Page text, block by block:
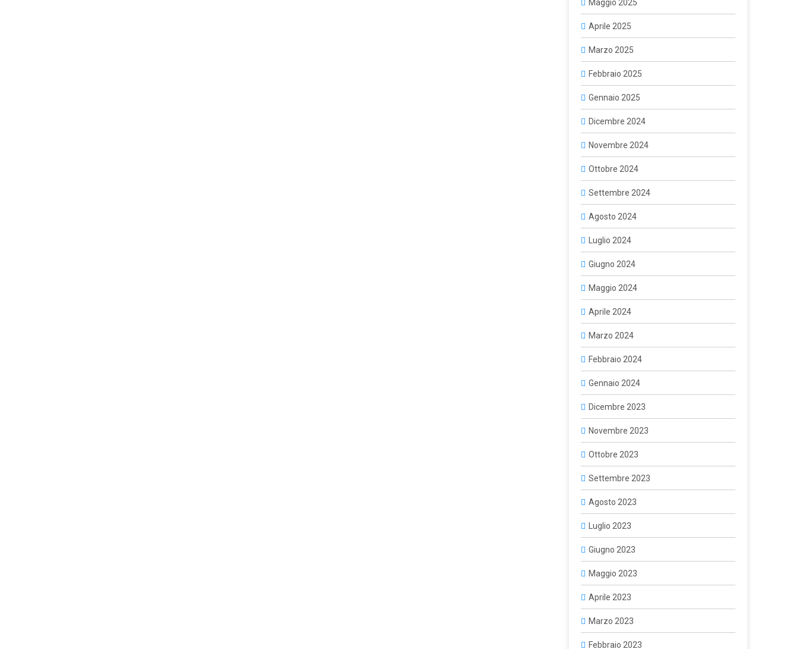
Maggio 2025
Aprile 2025
Marzo 2025
Febbraio 2025
Gennaio 2025
Dicembre 2024
Novembre 2024
Ottobre 2024
Settembre 2024
Agosto 2024
Luglio 2024
Giugno 2024
Maggio 2024
Aprile 2024
Marzo 2024
Febbraio 2024
Gennaio 2024
Dicembre 2023
Novembre 2023
Ottobre 2023
Settembre 2023
Agosto 2023
Luglio 2023
Giugno 2023
Maggio 2023
Aprile 2023
Marzo 2023
Febbraio 2023